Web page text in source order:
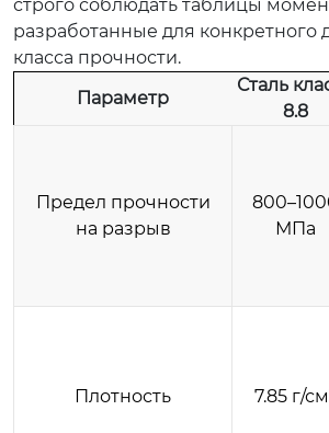
строго соблюдать таблицы
разработанные для конкретного
класса прочности.
Параметр
Сталь
8.8
Предел прочности
на разрыв
МПа
Плотность 7.85 г/